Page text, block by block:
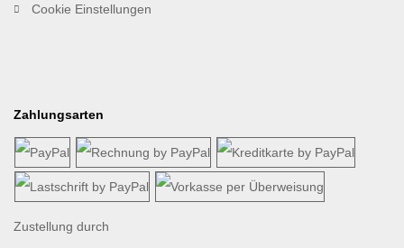
Cookie Einstellungen
Zahlungsarten
Zustellung durch